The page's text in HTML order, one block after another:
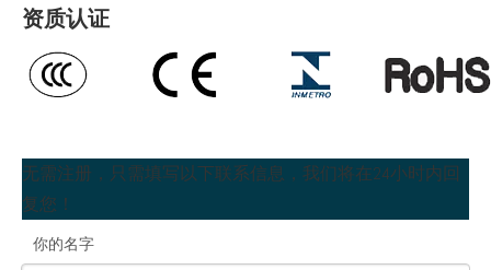
资质认证
产品尺寸
无需注册，只需填写以下联系信息，我们将在24小时内回
复您！
你的名字